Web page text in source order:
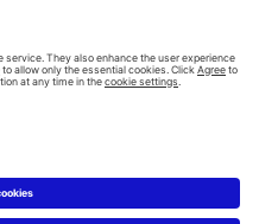
Instagram
Blog